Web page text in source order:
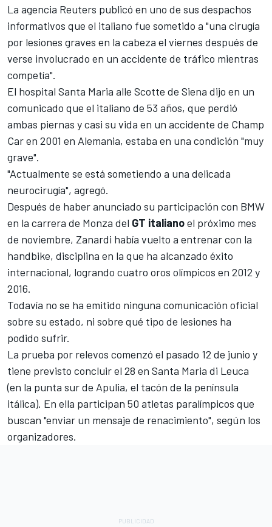
La agencia Reuters publicó en uno de sus despachos
informativos que el italiano fue sometido a "una cirugía
por lesiones graves en la cabeza el viernes después de
verse involucrado en un accidente de tráfico mientras
competía".
El hospital Santa Maria alle Scotte de Siena dijo en un
comunicado que el italiano de 53 años, que perdió
ambas piernas y casi su vida en un accidente de Champ
Car en 2001 en Alemania, estaba en una condición "muy
grave".
"Actualmente se está sometiendo a una delicada
neurocirugía", agregó.
Después de haber anunciado su participación con BMW
en la carrera de Monza del GT italianoel próximo mes
de noviembre, Zanardi había vuelto a entrenar con la
handbike, disciplina en la que ha alcanzado éxito
internacional, logrando cuatro oros olímpicos en 2012 y
2016.
Todavía no se ha emitido ninguna comunicación oficial
sobre su estado, ni sobre qué tipo de lesiones ha
podido sufrir.
La prueba por relevos comenzó el pasado 12 de junio y
tiene previsto concluir el 28 en Santa Maria di Leuca
(en la punta sur de Apulia, el tacón de la península
itálica). En ella participan 50 atletas paralímpicos que
buscan "enviar un mensaje de renacimiento", según los
organizadores.